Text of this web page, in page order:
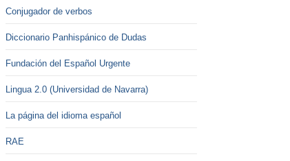
Conjugador de verbos
Diccionario Panhispánico de Dudas
Fundación del Español Urgente
Lingua 2.0 (Universidad de Navarra)
La página del idioma español
RAE